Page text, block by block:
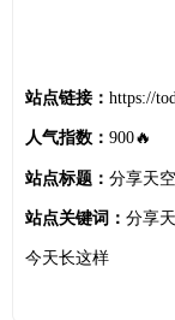
站点链接： https://
人气指数： 900🔥
站点标题： 分享天
站点关键词： 分享
今天长这样